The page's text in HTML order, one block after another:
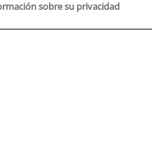
A Coruña
sobre su privacidad